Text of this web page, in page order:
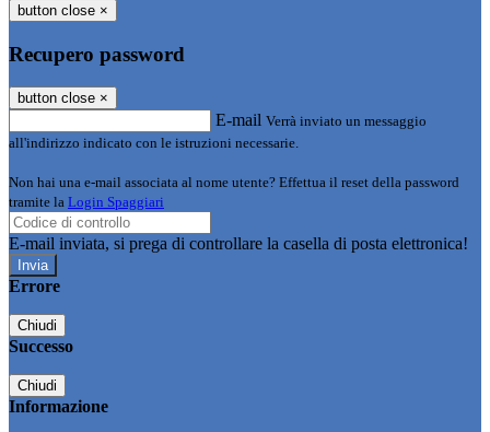
button close ×
Recupero password
button close ×
E-mail Verrà inviato un messaggio
all'indirizzo indicato con le istruzioni necessarie.
Non hai una e-mail associata al nome utente? Effettua il reset della password
tramite la Login Spaggiari
E-mail inviata, si prega di controllare la casella di posta elettronica!
Errore
Chiudi
Successo
Chiudi
Informazione